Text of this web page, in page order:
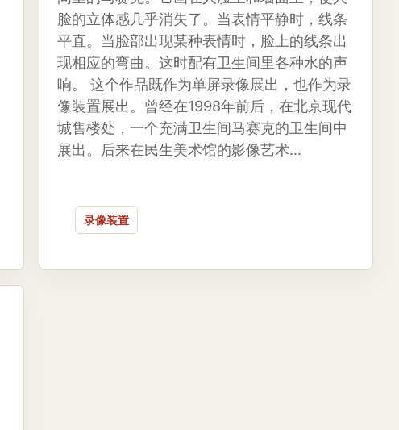
脸的立体感几乎消失了。当表情平静时，线条
平直。当脸部出现某种表情时，脸上的线条出
现相应的弯曲。这时配有卫生间里各种水的声
响。 这个作品既作为单屏录像展出，也作为录
像装置展出。曾经在1998年前后，在北京现代
城售楼处，一个充满卫生间马赛克的卫生间中
展出。后来在民生美术馆的影像艺术...
录像装置